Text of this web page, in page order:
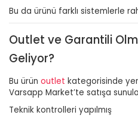
Bu da ürünü farklı sistemlerle
Outlet ve Garantili
Geliyor?
Bu ürün outlet kategorisinde yer
Varsapp Market’te satışa
Teknik kontrolleri yapılmış